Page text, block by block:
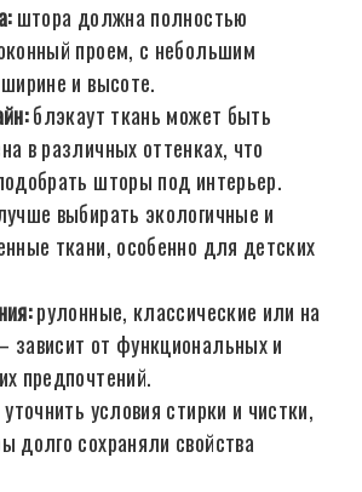
штора должна полностью
проем, с небольшим
и высоте.
блэкаут ткань может быть
в различных оттенках, что
шторы под интерьер.
выбирать экологичные и
ткани, особенно для детских
рулонные, классические или на
от функциональных и
предпочтений.
условия стирки и чистки,
долго сохраняли свойства